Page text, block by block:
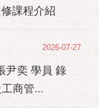
課程介紹
尹奕 學員 錄
商管...
2026-07-27